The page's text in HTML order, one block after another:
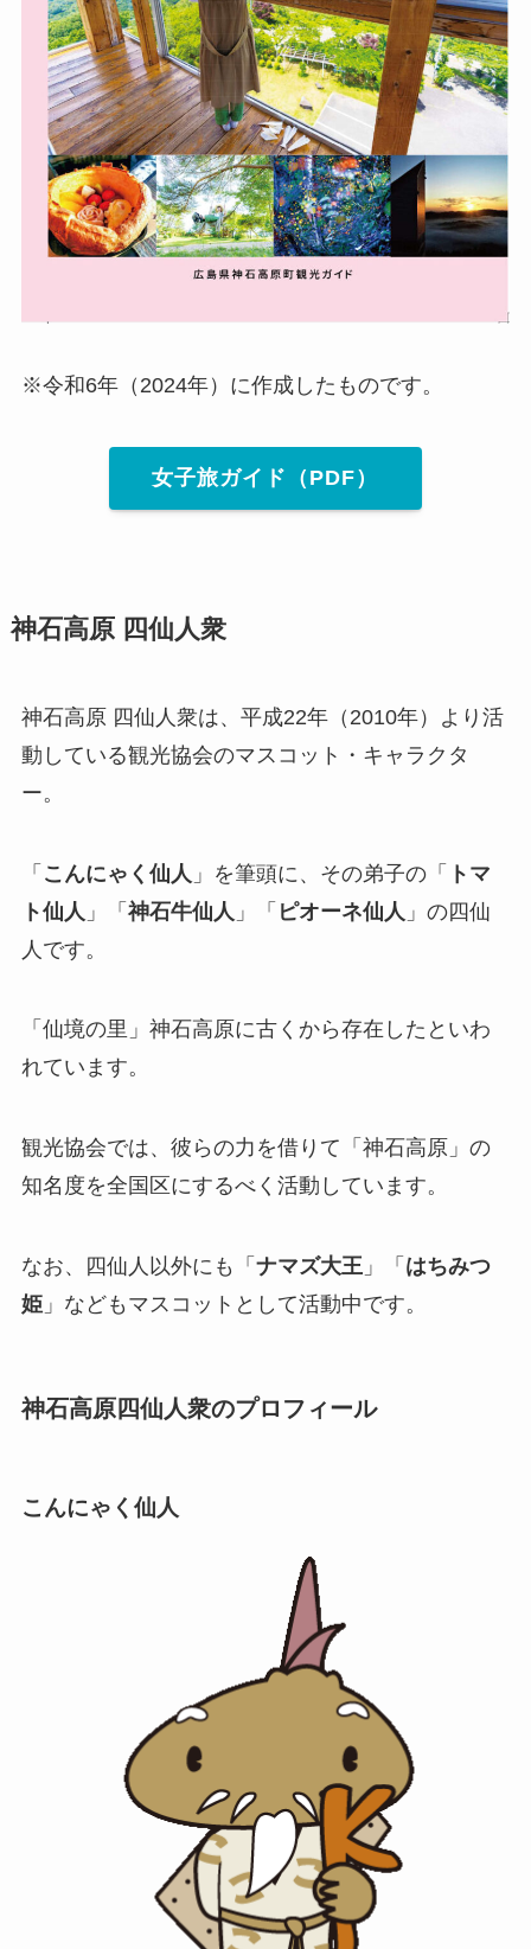
※令和6年（2024年）に作成したものです。
女子旅ガイド（PDF）
神石高原 四仙人衆
神石高原 四仙人衆は、平成22年（2010年）より活
動している観光協会のマスコット・キャラクタ
ー。
「 こんにゃく仙人 」を筆頭に、その弟子の「
トマ
ト仙人 」「 神石牛仙人 」「 ピオーネ仙人 」の四仙
人です。
「仙境の里」神石高原に古くから存在したといわ
れています。
観光協会では、彼らの力を借りて「神石高原」の
知名度を全国区にするべく活動しています。
なお、四仙人以外にも「 ナマズ大王」「 はちみつ
姫」などもマスコットとして活動中です。
神石高原四仙人衆のプロフィール
こんにゃく仙人